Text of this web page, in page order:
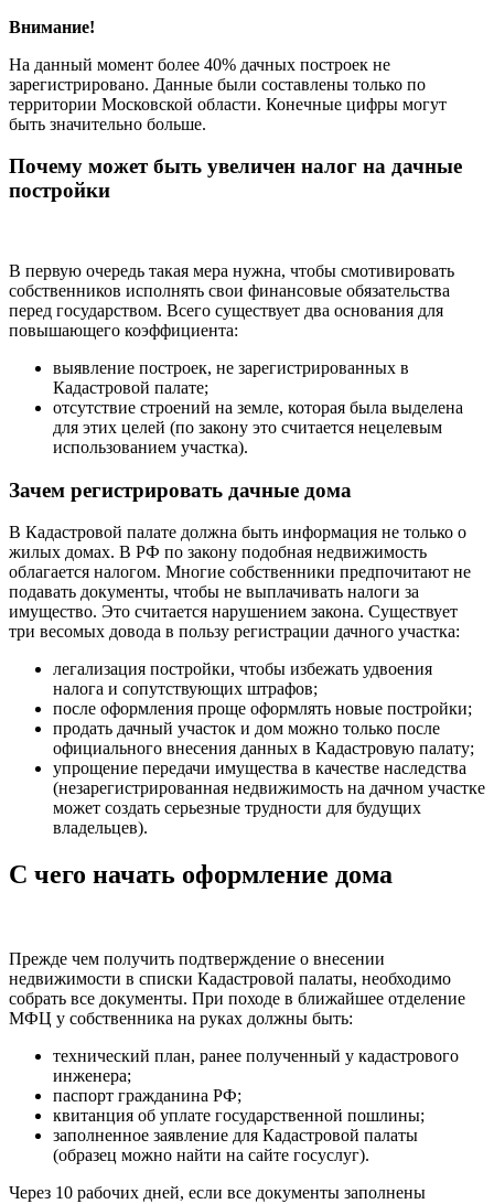
Внимание!
На данный момент более 40% дачных построек не
зарегистрировано. Данные были составлены только по
территории Московской области. Конечные цифры могут
быть значительно больше.
Почему может быть увеличен налог на дачные
постройки
В первую очередь такая мера нужна, чтобы смотивировать
собственников исполнять свои финансовые обязательства
перед государством. Всего существует два основания для
повышающего коэффициента:
выявление построек, не зарегистрированных в
Кадастровой палате;
отсутствие строений на земле, которая была выделена
для этих целей (по закону это считается нецелевым
использованием участка).
Зачем регистрировать дачные дома
В Кадастровой палате должна быть информация не только о
жилых домах. В РФ по закону подобная недвижимость
облагается налогом. Многие собственники предпочитают не
подавать документы, чтобы не выплачивать налоги за
имущество. Это считается нарушением закона. Существует
три весомых довода в пользу регистрации дачного участка:
легализация постройки, чтобы избежать удвоения
налога и сопутствующих штрафов;
после оформления проще оформлять новые постройки;
продать дачный участок и дом можно только после
официального внесения данных в Кадастровую палату;
упрощение передачи имущества в качестве наследства
(незарегистрированная недвижимость на дачном участке
может создать серьезные трудности для будущих
владельцев).
С чего начать оформление дома
Прежде чем получить подтверждение о внесении
недвижимости в списки Кадастровой палаты, необходимо
собрать все документы. При походе в ближайшее отделение
МФЦ у собственника на руках должны быть:
технический план, ранее полученный у кадастрового
инженера;
паспорт гражданина РФ;
квитанция об уплате государственной пошлины;
заполненное заявление для Кадастровой палаты
(образец можно найти на сайте госуслуг).
Через 10 рабочих дней, если все документы заполнены